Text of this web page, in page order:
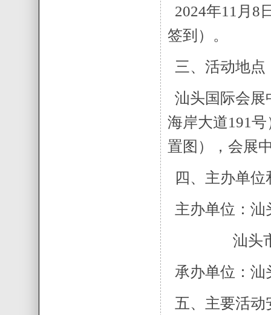
2024年11月8
签到）。
三、活动地点
汕头国际会展
海岸大道191
置图），会展
四、主办单位
主办单位：汕
汕头市勘
承办单位：汕
五、主要活动